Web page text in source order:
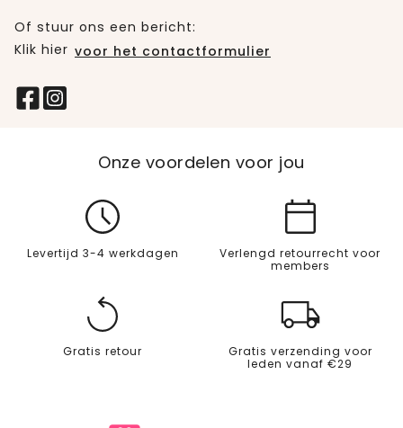
Of stuur ons een bericht:
Klik hier voor het contactformulier
Onze voordelen voor jou
Levertijd 3-4 werkdagen
Verlengd retourrecht voor
members
Gratis retour
Gratis verzending voor
leden vanaf €29